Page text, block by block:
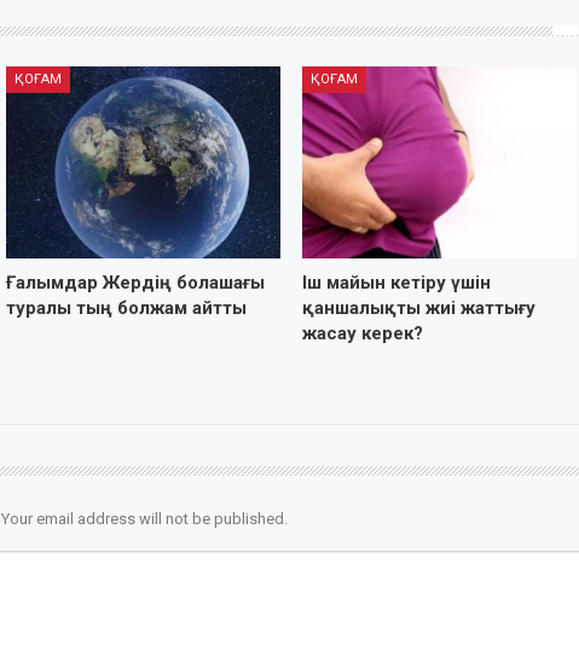
ҚОҒАМ
Ғалымдар Жердің болашағы
туралы тың болжам айтты
ҚОҒАМ
Іш майын кетіру үшін
қаншалықты жиі жаттығу
жасау керек?
Your email address will not be published.